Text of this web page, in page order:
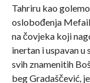
Tahriru kao
oslobođenja
na čovjeka koji
inertan i uspavan
svih znamenitih
beg Gradaščević,